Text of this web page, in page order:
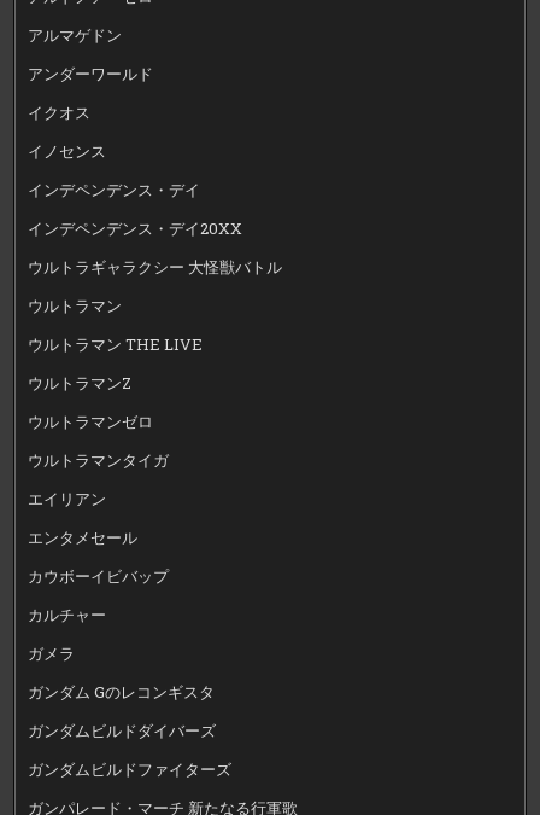
アルマゲドン
アンダーワールド
イクオス
イノセンス
インデペンデンス・デイ
インデペンデンス・デイ20XX
ウルトラギャラクシー 大怪獣バトル
ウルトラマン
ウルトラマン THE LIVE
ウルトラマンZ
ウルトラマンゼロ
ウルトラマンタイガ
エイリアン
エンタメセール
カウボーイビバップ
カルチャー
ガメラ
ガンダム Gのレコンギスタ
ガンダムビルドダイバーズ
ガンダムビルドファイターズ
ガンパレード・マーチ 新たなる行軍歌